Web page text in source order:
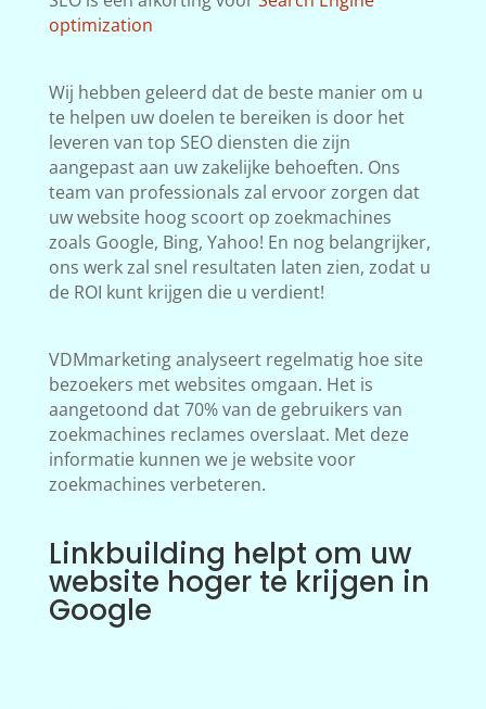
optimization
Wij hebben geleerd dat de beste manier om u
te helpen uw doelen te bereiken is door het
leveren van top SEO diensten die zijn
aangepast aan uw zakelijke behoeften. Ons
team van professionals zal ervoor zorgen dat
uw website hoog scoort op zoekmachines
zoals Google, Bing, Yahoo! En nog belangrijker,
ons werk zal snel resultaten laten zien, zodat u
de ROI kunt krijgen die u verdient!
VDMmarketing analyseert regelmatig hoe site
bezoekers met websites omgaan. Het is
aangetoond dat 70% van de gebruikers van
zoekmachines reclames overslaat. Met deze
informatie kunnen we je website voor
zoekmachines verbeteren.
Linkbuilding helpt om uw
website hoger te krijgen in
Google